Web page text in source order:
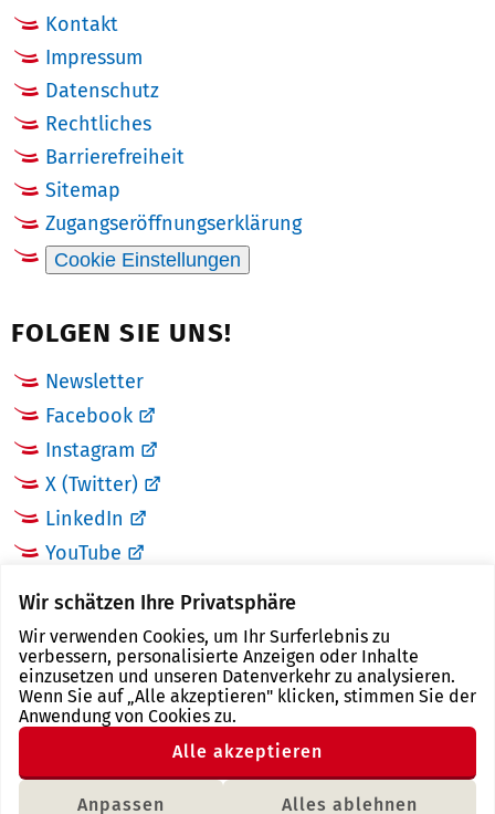
Wir schätzen Ihre Privatsphäre
Wir verwenden Cookies, um Ihr Surferlebnis zu
verbessern, personalisierte Anzeigen oder Inhalte
einzusetzen und unseren Datenverkehr zu analysieren.
Wenn Sie auf „Alle akzeptieren" klicken, stimmen Sie der
Anwendung von Cookies zu.
Anpassen Alles ablehnen
Alle akzeptieren
Kontakt
Impressum
Datenschutz
Rechtliches
Barrierefreiheit
Sitemap
Zugangseröffnungserklärung
Cookie Einstellungen
FOLGEN SIE UNS!
Newsletter
Facebook
Instagram
X (Twitter)
LinkedIn
YouTube
LINKS
Landkreis Zwickau
Tourismusregion Zwickau
Freistaat Sachsen
Region Zwickau